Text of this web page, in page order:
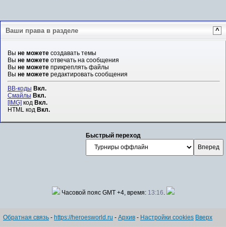
Ваши права в разделе ^
Вы не можетесоздавать темы
Вы не можетеотвечать на сообщения
Вы не можетеприкреплять файлы
Вы не можетередактировать сообщения
BB-коды Вкл.
Смайлы Вкл.
[IMG]код Вкл.
HTML код Вкл.
Быстрый переход
Часовой пояс GMT +4, время: 13:16.
Обратная связь - https://heroesworld.ru - Архив - Настройки cookies Вверх